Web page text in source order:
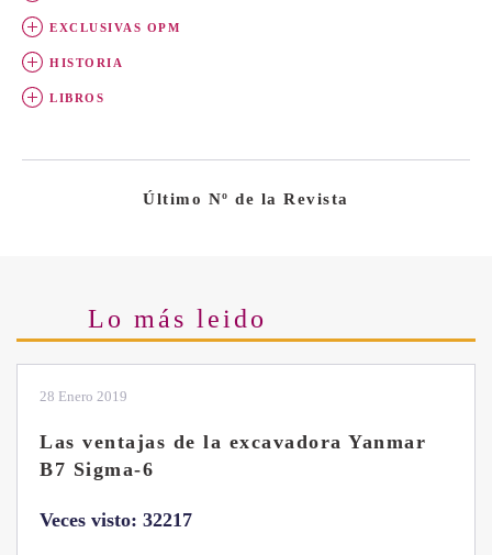
EXCLUSIVAS OPM
HISTORIA
LIBROS
Último Nº de la Revista
Lo más leido
28 Enero 2019
Las ventajas de la excavadora Yanmar
B7 Sigma-6
Veces visto: 32217